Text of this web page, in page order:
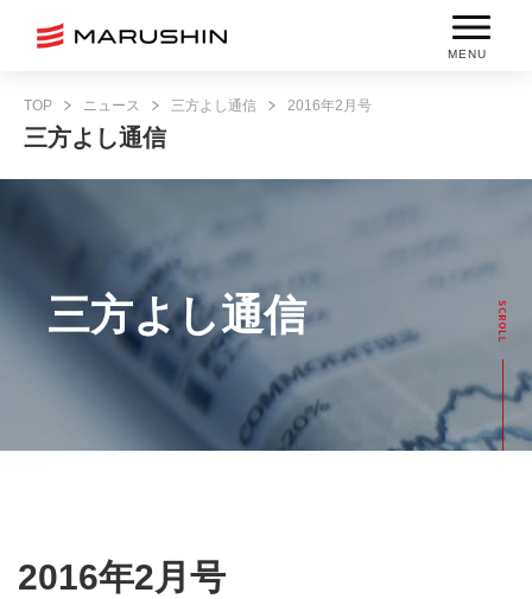
MENU
TOP ニュース 三方よし通信 2016年2月号
三方よし通信
三方よし通信
2016年2月号